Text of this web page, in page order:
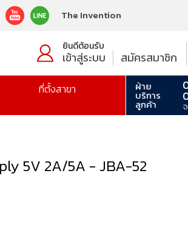
The Invention
ยินดีต้อนรับ
เข้าสู่ระบบ สมัครสมาชิก
ที่ตั้งสาขา ฝ่าย
บริการ
ลูกค้า
5V 2A/5A - JBA-52